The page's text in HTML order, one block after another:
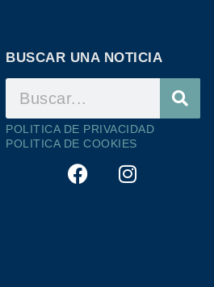
BUSCAR UNA NOTICIA
POLITICA DE PRIVACIDAD
POLITICA DE COOKIES